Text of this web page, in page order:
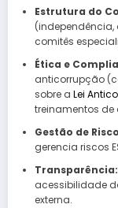
Estrutura do
(independência,
comitês
Ética e
anticorrupção
sobre a Lei
treinamentos de
Gestão de
gerencia riscos
Transparência:
acessibilidade
externa.